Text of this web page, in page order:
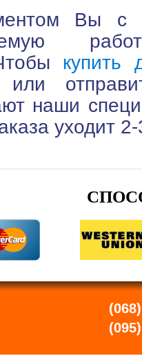
Вы с
купить
или
наши
уходит